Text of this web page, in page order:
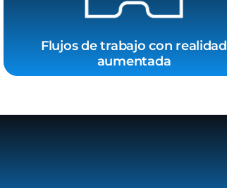
Flujos de trabajo con realidad
aumentada